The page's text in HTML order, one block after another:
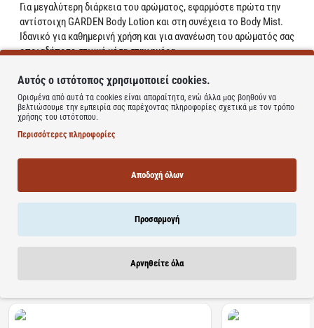
Για μεγαλύτερη διάρκεια του αρώματος, εφαρμόστε πρώτα την
αντίστοιχη GARDEN Body Lotion και στη συνέχεια το Body Mist.
Ιδανικό για καθημερινή χρήση και για ανανέωση του αρώματός σας
οποιαδήποτε στιγμή μέσα στην ημέρα.
Εξωτικό άρωμα καρύδας & καραμέλας
Με χυμό αλόης και προβιταμίνη Β5
Χαρίζει αίσθηση φρεσκάδας και απαλότητας
Ιδανικό για καθημερινή χρήση
Bestsellers Είδατε Πρόσφατα
Αυτός ο ιστότοπος χρησιμοποιεί cookies.
Ορισμένα από αυτά τα cookies είναι απαραίτητα, ενώ άλλα μας βοηθούν να
βελτιώσουμε την εμπειρία σας παρέχοντας πληροφορίες σχετικά με τον τρόπο
χρήσης του ιστότοπου.
Περισσότερες πληροφορίες
Αποδοχή όλων
Προσαρμογή
Αρνηθείτε όλα